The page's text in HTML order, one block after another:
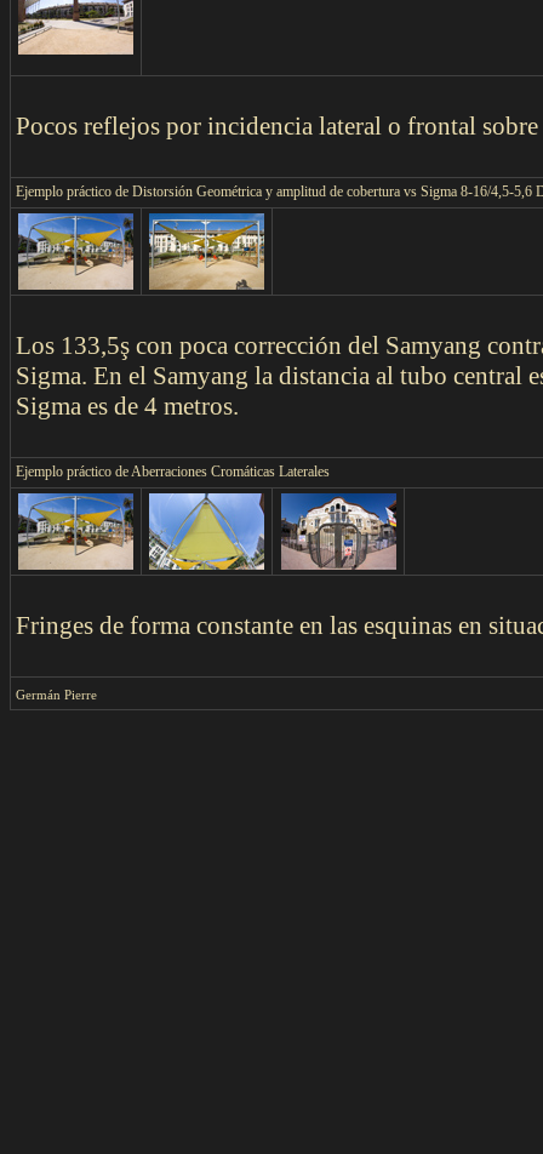
Pocos reflejos por incidencia lateral o frontal
Ejemplo práctico de Distorsión Geométrica y amplitud de cobertura vs Sigma 8-16/4,5-5,6
Los 133,5ş con poca corrección del Samyang
Sigma. En el Samyang la distancia al tubo central
Sigma es de 4 metros.
Ejemplo práctico de Aberraciones Cromáticas Laterales
Fringes de forma constante en las esquinas en
Germán Pierre